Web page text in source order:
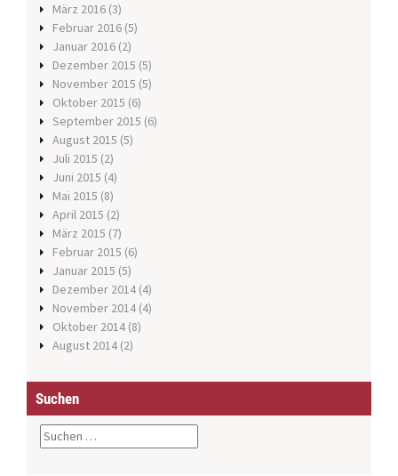
März 2016 (3)
Februar 2016 (5)
Januar 2016 (2)
Dezember 2015 (5)
November 2015 (5)
Oktober 2015 (6)
September 2015 (6)
August 2015 (5)
Juli 2015 (2)
Juni 2015 (4)
Mai 2015 (8)
April 2015 (2)
März 2015 (7)
Februar 2015 (6)
Januar 2015 (5)
Dezember 2014 (4)
November 2014 (4)
Oktober 2014 (8)
August 2014 (2)
Suchen
S
u